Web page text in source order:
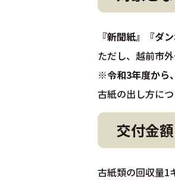
『新聞紙』『ダ
ただし、越前市
※令和3年度から
古紙の出し方に
交付金額
古紙類の回収量1